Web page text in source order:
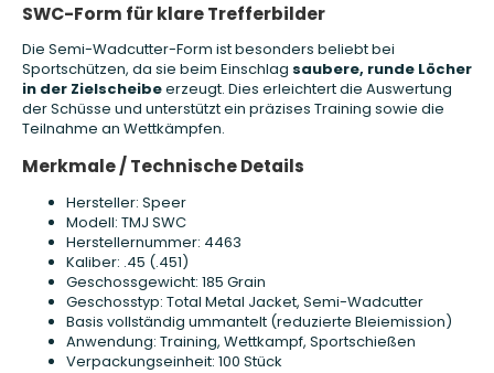
SWC-Form für klare Trefferbilder
Die Semi-Wadcutter-Form ist besonders beliebt bei
Sportschützen, da sie beim Einschlag saubere, runde Löcher
in der Zielscheibeerzeugt. Dies erleichtert die Auswertung
der Schüsse und unterstützt ein präzises Training sowie die
Teilnahme an Wettkämpfen.
Merkmale / Technische Details
Hersteller: Speer
Modell: TMJ SWC
Herstellernummer: 4463
Kaliber: .45 (.451)
Geschossgewicht: 185 Grain
Geschosstyp: Total Metal Jacket, Semi-Wadcutter
Basis vollständig ummantelt (reduzierte Bleiemission)
Anwendung: Training, Wettkampf, Sportschießen
Verpackungseinheit: 100 Stück